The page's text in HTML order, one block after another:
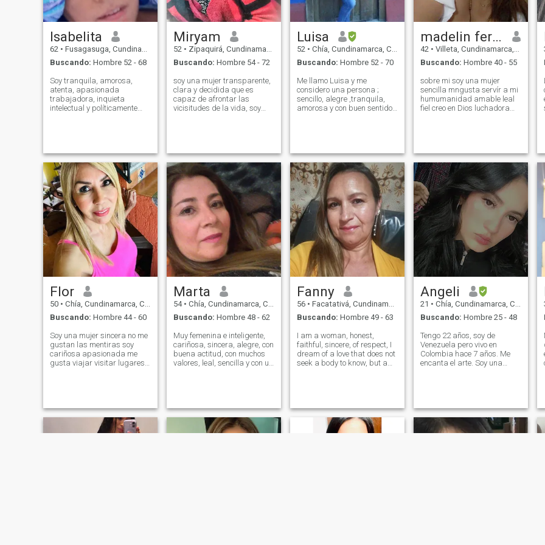
BONITAS Y DEJAR QUE EL
VIENTO NOS DESPEINE
Isabelita
62 • Fusagasuga, Cundinamarca, Colombia
Buscando: Hombre 52 - 68
Soy tranquila, amorosa,
atenta, apasionada
trabajadora, inquieta
intelectual y políticamente
la limpieza sin ser maniaca,
me gusta viajar, el buen cine,
la buena música, la danza,
la pintura y reír.
Miryam
52 • Zipaquirá, Cundinamarca, Colombia
Buscando: Hombre 54 - 72
soy una mujer transparente,
clara y decidida que es
capaz de afrontar las
vicisitudes de la vida, soy
dispongo de ser empática y
buena persona incluyendo de
interpersonalmente ser muy
correcta y enfocada en vivir
momentos de verdadera
felicidad y romanticismo con
un hombre que posea
madures y que también vea
un futuro en los dos y nos
apoyemos a corregir
nuestros defectos.
Luisa
52 • Chía, Cundinamarca, Colombia
Buscando: Hombre 52 - 70
Me llamo Luisa y me
considero una persona ;
sencillo, alegre ,tranquila,
amorosa y con buen sentido
personas ; espirituales de
buen corazón, comer bien ,
viajar, disfrutar de la vida
madelin fernandez
42 • Villeta, Cundinamarca, Colombia
Buscando: Hombre 40 - 55
sobre mi soy una mujer
sencilla mngusta servír a mi
humumanidad amable leal
fiel creo en Dios luchadora
bailar m gusta cosinar
elvallenato como buena
costeña feliz y orgullosa de
ser Colombia y juiciosa
emfermera
Flor
50 • Chía, Cundinamarca, Colombia
Buscando: Hombre 44 - 60
Soy una mujer sincera no me
gustan las mentiras soy
cariñosa apasionada me
gusta viajar visitar lugares
gusta el cine bailar y me
gusta cocinar.
Marta
54 • Chía, Cundinamarca, Colombia
Buscando: Hombre 48 - 62
Muy femenina e inteligente,
cariñosa, sincera, alegre, con
buena actitud, con muchos
valores, leal, sencilla y con un
encanta la música, el
cine,bailar, adquirir
conocimientos, salir de la
rutina, busco un Gran
Fanny
56 • Facatativá, Cundinamarca, Colombia
Buscando: Hombre 49 - 63
I am a woman, honest,
faithful, sincere, of respect, I
dream of a love that does not
seek a body to know, but a
little and , that instead of
excuses, you have plenty of
reasons every day to fall in
love with me more,
Angeli
21 • Chía, Cundinamarca, Colombia
Buscando: Hombre 25 - 48
Tengo 22 años, soy de
Venezuela pero vivo en
Colombia hace 7 años. Me
encanta el arte. Soy una
Pintura en lienzo Maquillaje
Trabajos en arcilla Dibujo
digital etcétera.